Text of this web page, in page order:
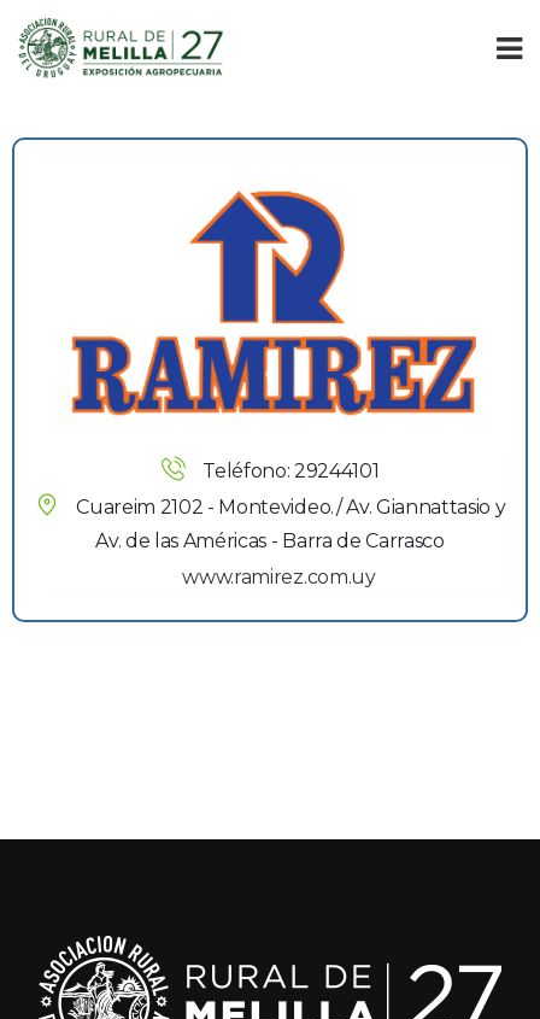
Teléfono: 29244101
Cuareim 2102 - Montevideo./ Av. Giannattasio y
Av. de las Américas - Barra de Carrasco
www.ramirez.com.uy